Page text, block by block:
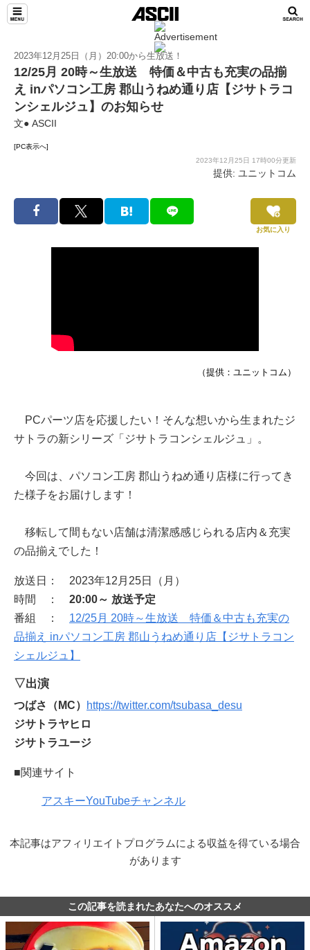
2023年12月25日（月）20:00から生放送！
12/25月 20時～生放送 特価＆中古も充実の品揃
え inパソコン工房 郡山うねめ通り店【ジサトラコ
ンシェルジュ】のお知らせ
文● ASCII
[PC表示へ]
2023年12月25日 17時00分更新
提供: ユニットコム
お気に入り
（提供：ユニットコム）
PCパーツ店を応援したい！そんな想いから生まれたジ
サトラの新シリーズ「ジサトラコンシェルジュ」。
今回は、パソコン工房 郡山うねめ通り店様に行ってき
た様子をお届けします！
移転して間もない店舗は清潔感感じられる店内＆充実
の品揃えでした！
放送日： 2023年12月25日（月）
時間 ： 20:00～ 放送予定
番組 ： 12/25月 20時～生放送 特価＆中古も充実の
品揃え inパソコン工房 郡山うねめ通り店【ジサトラコン
シェルジュ】
▽出演
つばさ（MC）
https://twitter.com/tsubasa_desu
ジサトラヤヒロ
ジサトラユージ
■関連サイト
アスキーYouTubeチャンネル
本記事はアフィリエイトプログラムによる収益を得ている場合
があります
この記事を読まれたあなたへのオススメ